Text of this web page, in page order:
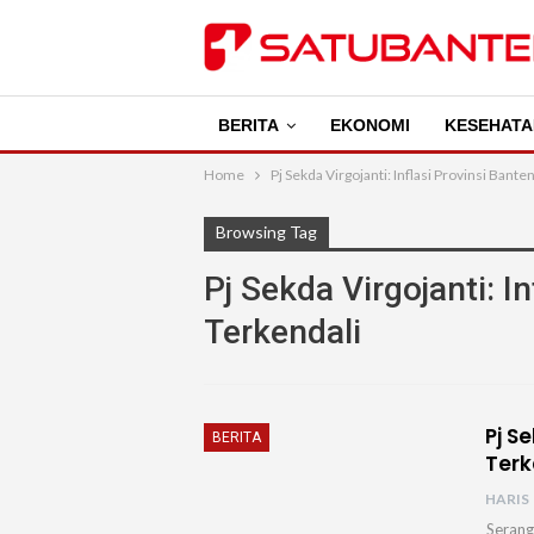
BERITA EKONOMI
Home Pj Sekda Virgojanti: Inflasi Provinsi
Browsing Tag
Pj Sekda Virgojanti:
Terkendali
BERITA
Pj
HARIS